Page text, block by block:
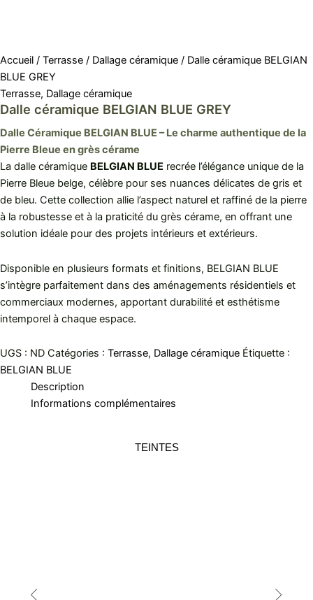
Accueil / Terrasse / Dallage céramique / Dalle céramique BELGIAN
BLUE GREY
Terrasse, Dallage céramique
Dalle céramique BELGIAN BLUE GREY
Dalle Céramique BELGIAN BLUE – Le charme authentique de la
Pierre Bleue en grès cérame
La dalle céramique BELGIAN BLUE recrée l’élégance unique de la
Pierre Bleue belge, célèbre pour ses nuances délicates de gris et
de bleu. Cette collection allie l’aspect naturel et raffiné de la pierre
à la robustesse et à la praticité du grès cérame, en offrant une
solution idéale pour des projets intérieurs et extérieurs.
Disponible en plusieurs formats et finitions, BELGIAN BLUE
s’intègre parfaitement dans des aménagements résidentiels et
commerciaux modernes, apportant durabilité et esthétisme
intemporel à chaque espace.
UGS : ND Catégories : Terrasse, Dallage céramique Étiquette :
BELGIAN BLUE
Description
Informations complémentaires
TEINTES